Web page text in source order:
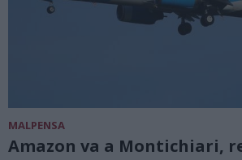
MALPENSA
Amazon va a Montichiari,